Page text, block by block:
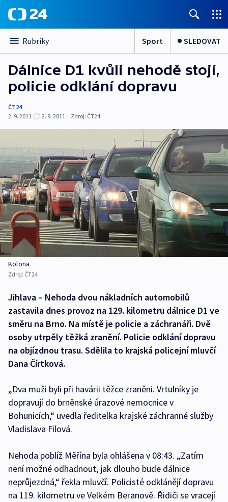
Rubriky Sport SLEDOVAT
Dálnice D1 kvůli nehodě stojí,
policie odklání dopravu
ČT24
2. 9. 2011
2. 9. 2011 | Zdroj: ČT24
Kolona
Zdroj: ČT24
Jihlava – Nehoda dvou nákladních automobilů
zastavila dnes provoz na 129. kilometru dálnice D1 ve
směru na Brno. Na místě je policie a záchranáři. Dvě
osoby utrpěly těžká zranění. Policie odklání dopravu
na objízdnou trasu. Sdělila to krajská policejní mluvčí
Dana Čírtková.
„Dva muži byli při havárii těžce zraněni. Vrtulníky je
dopravují do brněnské úrazové nemocnice v
Bohunicích,“ uvedla ředitelka krajské záchranné služby
Vladislava Filová.
Nehoda poblíž Měřína byla ohlášena v 08:43. „Zatím
není možné odhadnout, jak dlouho bude dálnice
neprůjezdná,“ řekla mluvčí. Policisté odklánějí dopravu
na 119. kilometru ve Velkém Beranově. Řidiči se vracejí